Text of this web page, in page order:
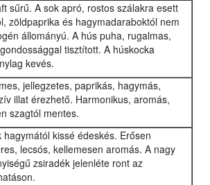
sűrű. A sok apró, rostos szálakra esett
zöldpaprika és hagymadaraboktól nem
állományú. A hús puha, rugalmas,
tisztított. A húskocka
kevés.
jellegzetes, paprikás, hagymás,
illat érezhető. Harmonikus, aromás,
szagtól mentes.
hagymától kissé édeskés. Erősen
lecsós, kellemesen aromás. A nagy
zsiradék jelenléte ront az